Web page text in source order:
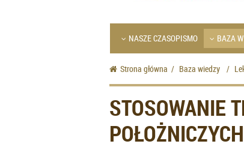
NASZE CZASOPISMO BAZA
Strona główna / Baza wiedzy /
STOSOWANIE
POŁOŻNICZYCH